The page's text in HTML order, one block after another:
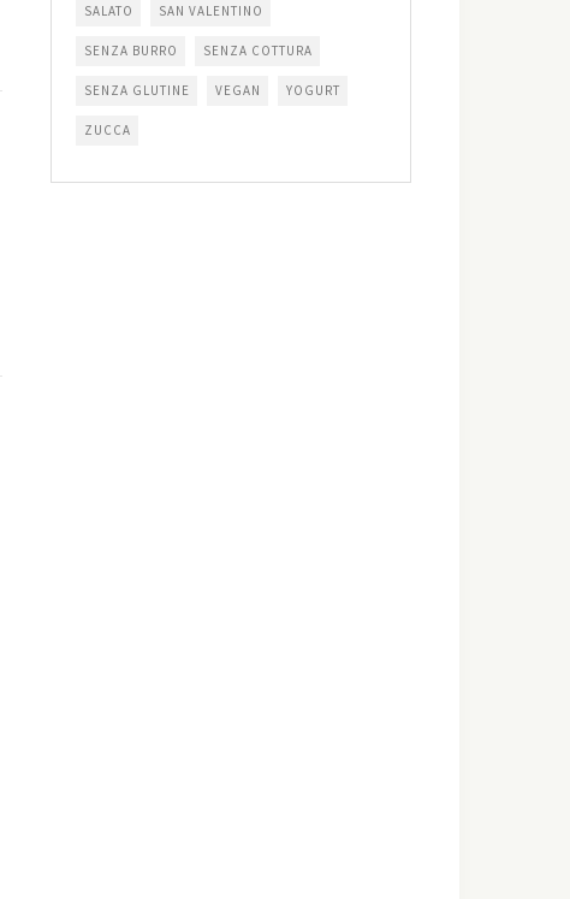
SALATO SAN VALENTINO
SENZA BURRO SENZA COTTURA
SENZA GLUTINE VEGAN YOGURT
ZUCCA